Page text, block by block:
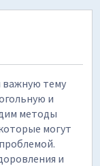
важную тему
и
методы
могут
и